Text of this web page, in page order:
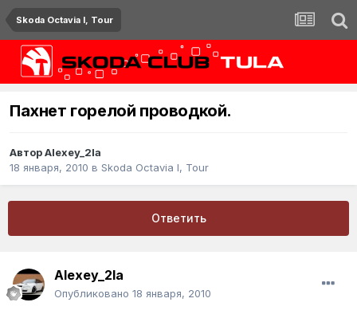
Skoda Octavia I, Tour
Пахнет горелой проводкой.
АвторAlexey_2la
18 января, 2010 в Skoda Octavia I, Tour
Ответить
Alexey_2la
Опубликовано 18 января, 2010